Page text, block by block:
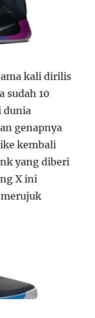
kali dirilis
sudah 10
dunia
genapnya
kembali
yang diberi
X ini